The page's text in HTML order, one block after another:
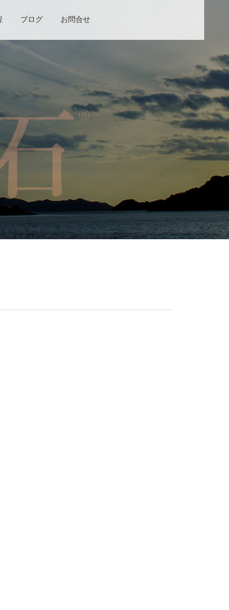
ブログ お問合せ